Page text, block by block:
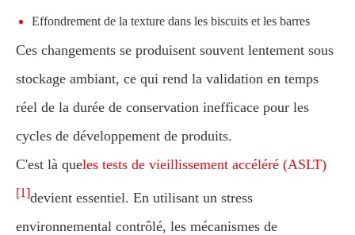
Effondrement de la texture dans les biscuits et les barres
Ces changements se produisent souvent lentement sous
stockage ambiant, ce qui rend la validation en temps
réel de la durée de conservation inefficace pour les
cycles de développement de produits.
C'est là queles tests de vieillissement accéléré (ASLT)
[1]devient essentiel. En utilisant un stress
environnemental contrôlé, les mécanismes de